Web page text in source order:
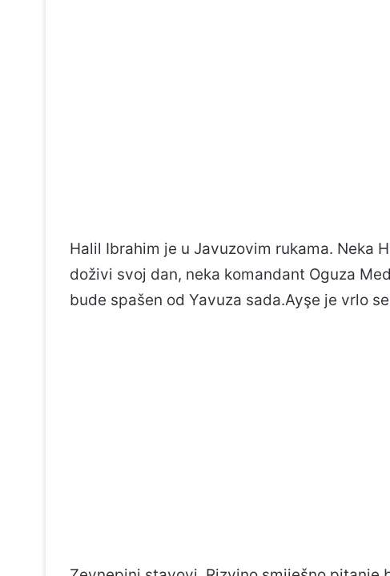
Halil Ibrahim je u Javuzovim rukama. Neka
doživi svoj dan, neka komandant Oguza
bude spašen od Yavuza sada.Ayşe je vrlo